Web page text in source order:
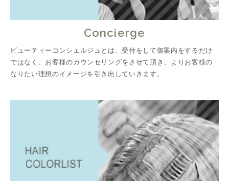
Concierge
ビューティーコンシェルジュとは、受付をして御案内をするだけ
ではなく、お客様のカウンセリングをさせて頂き、よりお客様の
なりたい理想のイメージを引き出していきます。